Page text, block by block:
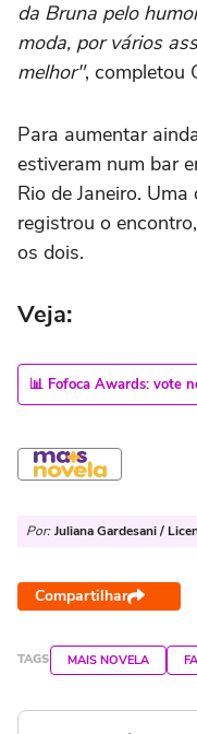
da Bruna pelo
moda, por vários
melhor", completou
Para aumentar
estiveram num bar
Rio de Janeiro.
registrou o
os dois.
Veja:
📊 Fofoca Awards: vote
Por: Juliana Gardesani /
Compartilhar
TAGS MAIS NOVELA